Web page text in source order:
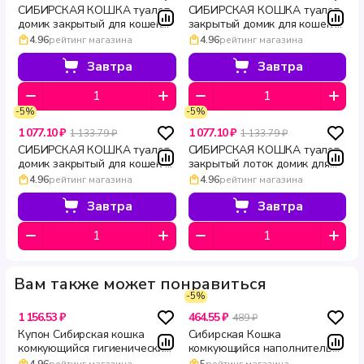
СИБИРСКАЯ КОШКА туалет
домик закрытый для кошек
без сетки Альбус 50 × 38 ×
40 см малиновый
4.96рейтинг магазина
Завтра
СИБИРСКАЯ КОШКА туалет
закрытый домик для кошек с
дверцей без решетки Альбус
50 × 38 × 40 см коралловый
4.96рейтинг магазина
Завтра
-5%
1 077.10 ₽ 1 133.79 ₽
СИБИРСКАЯ КОШКА туалет
домик закрытый для кошек с
угольным фильтром Альбус
50 × 38 × 40 см капучино
4.96рейтинг магазина
Завтра
-5%
1 077.10 ₽ 1 133.79 ₽
СИБИРСКАЯ КОШКА туалет
закрытый лоток домик для
кошек с дверцей угольным
фильтром без решетки
Альбус 50 × 38 × 40 см
зелёный
4.96рейтинг магазина
Завтра
Вам также может понравиться
1 156.53 ₽
Купон Сибирская кошка
комкующийся гигиенический
-5%
464.55 ₽ 489 ₽
Сибирская Кошка
комкующийся наполнитель